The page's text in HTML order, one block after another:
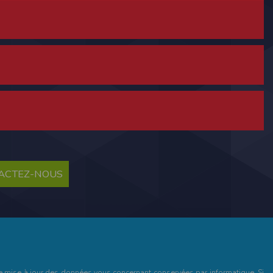
NOUS
tablette ou un smartphone.
été déclaré à la Commission Nationale de
fonctionnalités du site. Les données
web, et d'effectuer une localisation
vous nous transmettez volontairement